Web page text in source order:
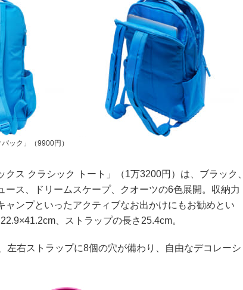
ック」（9900円）
ス クラシック トート」（1万3200円）は、ブラック、
ース、ドリームスケープ、クオーツの6色展開。収納力
ャンプといったアクティブなお出かけにもお勧めとい
、ストラップの長さ25.4cm。
右ストラップに8個の穴が備わり、自由なデコレーシ